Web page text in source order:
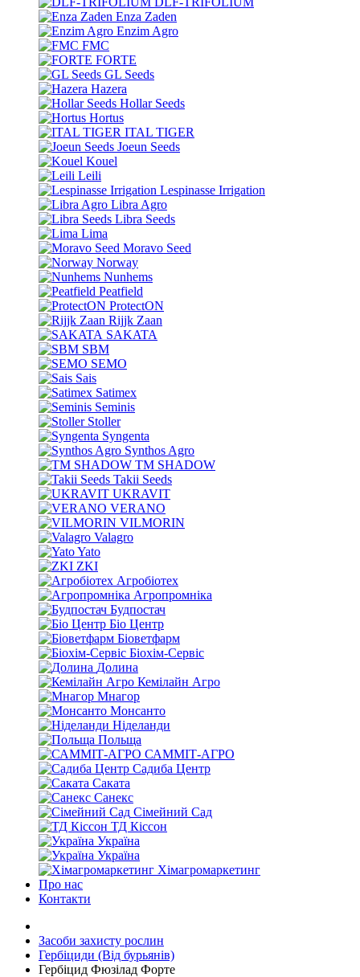
Enza Zaden
Enzim Agro
FMC
FORTE
GL Seeds
Hazera
Hollar Seeds
Hortus
ITAL TIGER
Joeun Seeds
Kouel
Leili
Lespinasse Irrigation
Libra Agro
Libra Seeds
Lima
Moravo Seed
Norway
Nunhems
Peatfield
ProtectON
Rijjk Zaan
SAKATA
SBM
SEMO
Sais
Satimex
Seminis
Stoller
Syngenta
Synthos Agro
TM SHADOW
Takii Seeds
UKRAVIT
VERANO
VILMORIN
Valagro
Yato
ZKI
Агробіотех
Агропромніка
Будпостач
Біо Центр
Біоветфарм
Біохім-Сервіс
Долина
Кемілайн Агро
Мнагор
Монсанто
Ніделанди
Польща
САММІТ-АГРО
Садиба Центр
Саката
Санекс
Сімейний Сад
ТД Кіссон
Україна
Україна
Хімагромаркетинг
Про нас
Контакти
Засоби захисту рослин
Гербіциди (Від бурьянів)
Гербіцид Фюзілад Форте